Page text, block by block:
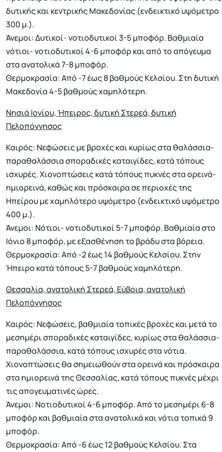
δυτικής και κεντρικής Μακεδονίας (ενδεικτικό υψόμετρο
300 μ.).
Άνεμοι: Δυτικοί- νοτιοδυτικοί 3-5 μποφόρ. Βαθμιαία
νότιοι- νοτιοδυτικοί 4-6 μποφόρ και από το απόγευμα
στα ανατολικά 7-8 μποφόρ.
Θερμοκρασία: Από -7 έως 8 βαθμούς Κελσίου. Στη δυτική
Μακεδονία 4-5 βαθμούς χαμηλότερη.
Νησιά Ιονίου, Ήπειρος, δυτική Στερεά, δυτική
Πελοπόννησος
Καιρός: Νεφώσεις με βροχές και κυρίως στα θαλάσσια-
παραθαλάσσια σποραδικές καταιγίδες, κατά τόπους
ισχυρές. Χιονοπτώσεις κατά τόπους πυκνές στα ορεινά-
ημιορεινά, καθώς και πρόσκαιρα σε περιοχές της
Ηπείρου με χαμηλότερο υψόμετρο (ενδεικτικό υψόμετρο
400 μ.).
Άνεμοι: Νότιοι- νοτιοδυτικοί 5-7 μποφόρ. Βαθμιαία στο
Ιόνιο 8 μποφόρ, με εξασθένηση το βράδυ στα βόρεια.
Θερμοκρασία: Από -2 έως 14 βαθμούς Κελσίου. Στην
Ήπειρο κατά τόπους 5-7 βαθμούς χαμηλότερη.
Θεσσαλία, ανατολική Στερεά, Εύβοια, ανατολική
Πελοπόννησος
Καιρός: Νεφώσεις, βαθμιαία τοπικές βροχές και μετά το
μεσημέρι σποραδικές καταιγίδες, κυρίως στα θαλάσσια-
παραθαλάσσια, κατά τόπους ισχυρές στα νότια.
Χιονοπτώσεις θα σημειωθούν στα ορεινά και πρόσκαιρα
στα ημιορεινά της Θεσσαλίας, κατά τόπους πυκνές μέχρι
τις απογευματινές ώρες.
Άνεμοι: Νοτιοδυτικοί 4-6 μποφόρ. Από το μεσημέρι 6-8
μποφόρ και βαθμιαία στα ανατολικά και νότια τοπικά 9
μποφόρ.
Θερμοκρασία: Από -6 έως 12 βαθμούς Κελσίου. Στα